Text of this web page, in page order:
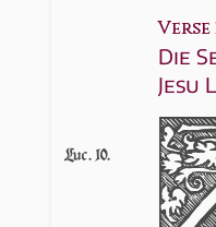
Verse
Die
Jesu
Luc. 10.